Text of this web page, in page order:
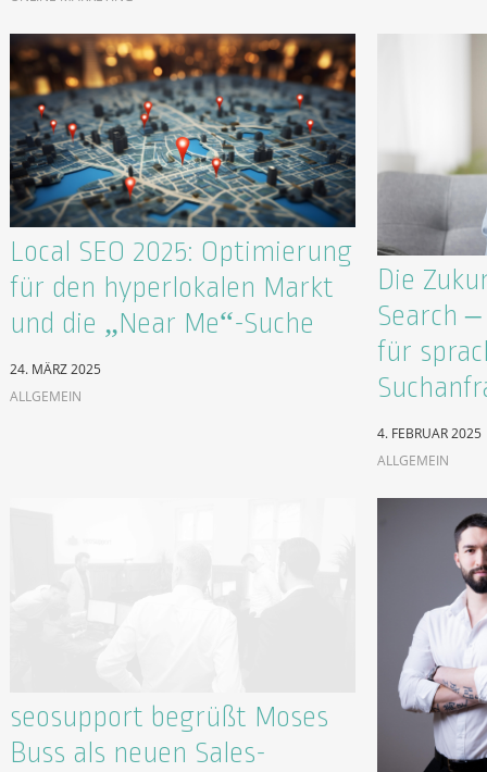
Local SEO 2025: Optimierung
für den hyperlokalen Markt
und die „Near Me“-Suche
24. MÄRZ 2025
ALLGEMEIN
Die
Search
für
4. FEBRUAR 2025
ALLGEMEIN
seosupport begrüßt Moses
Buss als neuen Sales-